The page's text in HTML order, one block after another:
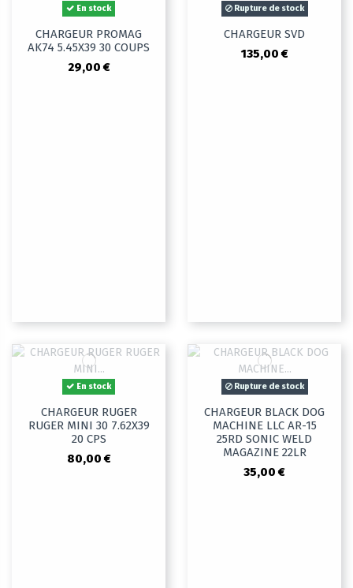
En stock
CHARGEUR PROMAG
AK74 5.45X39 30 COUPS
29,00 €
Rupture de stock
CHARGEUR SVD
135,00 €
En stock
CHARGEUR RUGER
RUGER MINI 30 7.62X39
20 CPS
80,00 €
Rupture de stock
CHARGEUR BLACK DOG
MACHINE LLC AR-15
25RD SONIC WELD
MAGAZINE 22LR
35,00 €